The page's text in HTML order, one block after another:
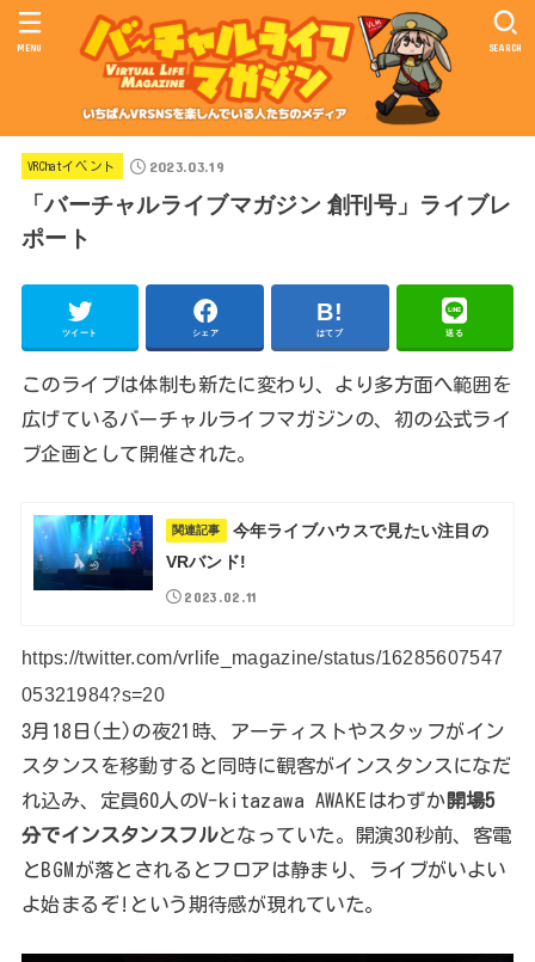
SEARCH
MENU
VRChatイベント 2023.03.19
「バーチャルライブマガジン 創刊号」ライブレ
ポート
ツイート シェア はてブ 送る
このライブは体制も新たに変わり、より多方面へ範囲を
広げているバーチャルライフマガジンの、初の公式ライ
ブ企画として開催された。
関連記事
今年ライブハウスで見たい注目の
VRバンド!
2023.02.11
https://twitter.com/vrlife_magazine/status/16285607547
05321984?s=20
3月18日(土)の夜21時、アーティストやスタッフがイン
スタンスを移動すると同時に観客がインスタンスになだ
れ込み、定員60人のV-kitazawa AWAKEはわずか開場5
分でインスタンスフルとなっていた。開演30秒前、客電
とBGMが落とされるとフロアは静まり、ライブがいよい
よ始まるぞ!という期待感が現れていた。